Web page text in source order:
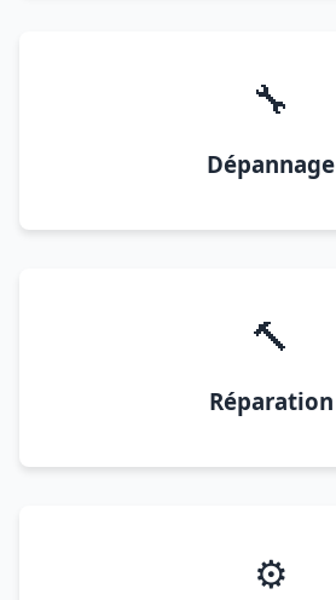
🔧
Dépannage
🔨
Réparation
⚙️